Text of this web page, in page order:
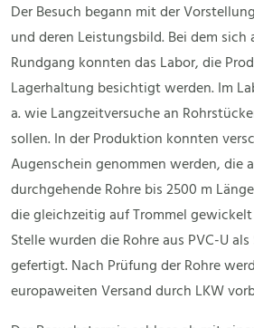
Der Besuch begann mit der
und deren Leistungsbild. Bei dem sich
Rundgang konnten das Labor, die
Lagerhaltung besichtigt werden. Im
a. wie Langzeitversuche an
sollen. In der Produktion konnten
Augenschein genommen werden, die
durchgehende Rohre bis 2500 m
die gleichzeitig auf Trommel
Stelle wurden die Rohre aus PVC-U
gefertigt. Nach Prüfung der Rohre
europaweiten Versand durch LKW